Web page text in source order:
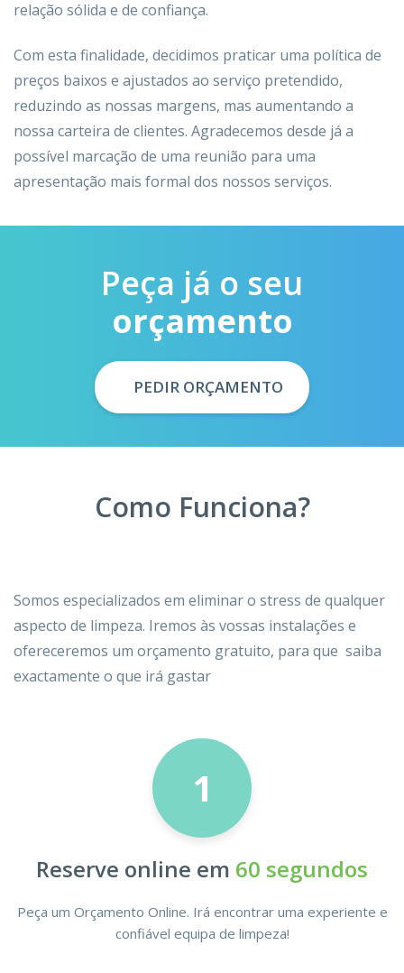
relação sólida e de confiança.
Com esta finalidade, decidimos praticar uma política de
preços baixos e ajustados ao serviço pretendido,
reduzindo as nossas margens, mas aumentando a
nossa carteira de clientes. Agradecemos desde já a
possível marcação de uma reunião para uma
apresentação mais formal dos nossos serviços.
Peça já o seu
orçamento
PEDIR ORÇAMENTO
Como Funciona?
Somos especializados em eliminar o stress de qualquer
aspecto de limpeza. Iremos às vossas instalações e
ofereceremos um orçamento gratuito, para que saiba
exactamente o que irá gastar
1
Reserve online em 60 segundos
Peça um Orçamento Online. Irá encontrar uma experiente e
confiável equipa de limpeza!